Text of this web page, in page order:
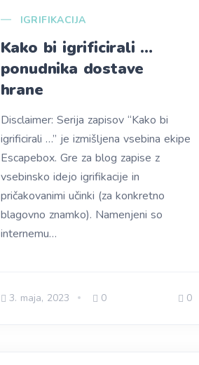
IGRIFIKACIJA
Kako bi igrificirali …
ponudnika dostave
hrane
Disclaimer: Serija zapisov “Kako bi
igrificirali …” je izmišljena vsebina ekipe
Escapebox. Gre za blog zapise z
vsebinsko idejo igrifikacije in
pričakovanimi učinki (za konkretno
blagovno znamko). Namenjeni so
internemu…
3. maja, 2023 0 0